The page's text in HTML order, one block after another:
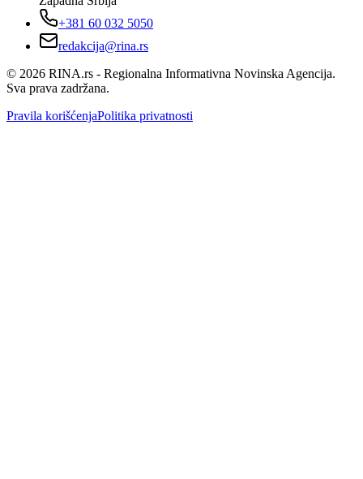
+381 60 032 5050
redakcija@rina.rs
© 2026 RINA.rs - Regionalna Informativna Novinska Agencija.
Sva prava zadržana.
Pravila korišćenjaPolitika privatnosti